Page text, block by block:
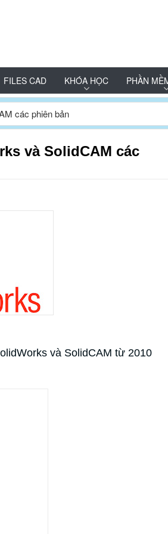
FILES CAD KHÓA HỌC PHẦN
các phiên bản
và SolidCAM các
và SolidCAM từ 2010